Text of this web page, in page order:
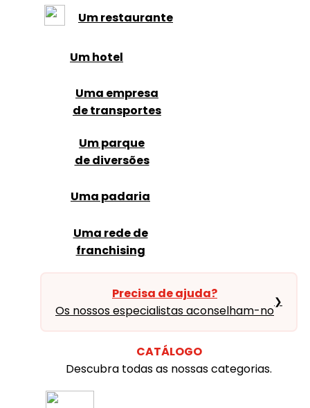
Um restaurante
Um hotel
Uma empresa
de transportes
Um parque
de diversões
Uma padaria
Uma rede de
franchising
Precisa de ajuda?
Os nossos especialistas aconselham-no
❯
CATÁLOGO
Descubra todas as nossas categorias.